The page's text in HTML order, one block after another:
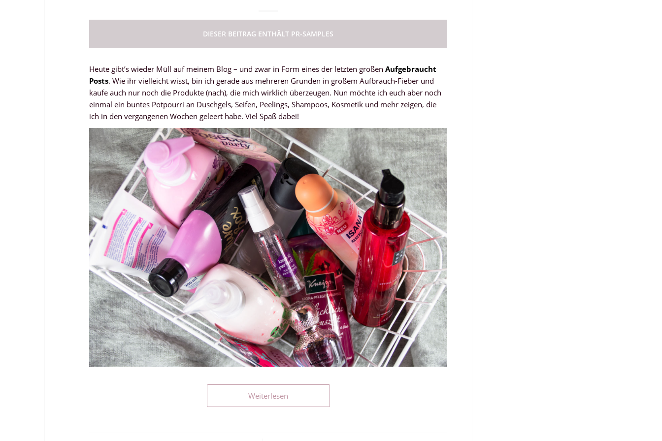
DIESER BEITRAG ENTHÄLT PR-SAMPLES
Heute gibt’s wieder Müll auf meinem Blog – und zwar in Form eines der letzten großen Aufgebraucht
Posts. Wie ihr vielleicht wisst, bin ich gerade aus mehreren Gründen in großem Aufbrauch-Fieber und
kaufe auch nur noch die Produkte (nach), die mich wirklich überzeugen. Nun möchte ich euch aber noch
einmal ein buntes Potpourri an Duschgels, Seifen, Peelings, Shampoos, Kosmetik und mehr zeigen, die
ich in den vergangenen Wochen geleert habe. Viel Spaß dabei!
Weiterlesen